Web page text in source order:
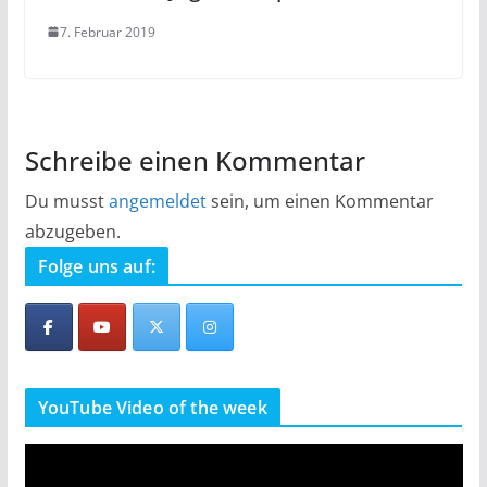
7. Februar 2019
Schreibe einen Kommentar
Du musstangemeldetsein, um einen Kommentar
abzugeben.
Folge uns auf:
YouTube Video of the week